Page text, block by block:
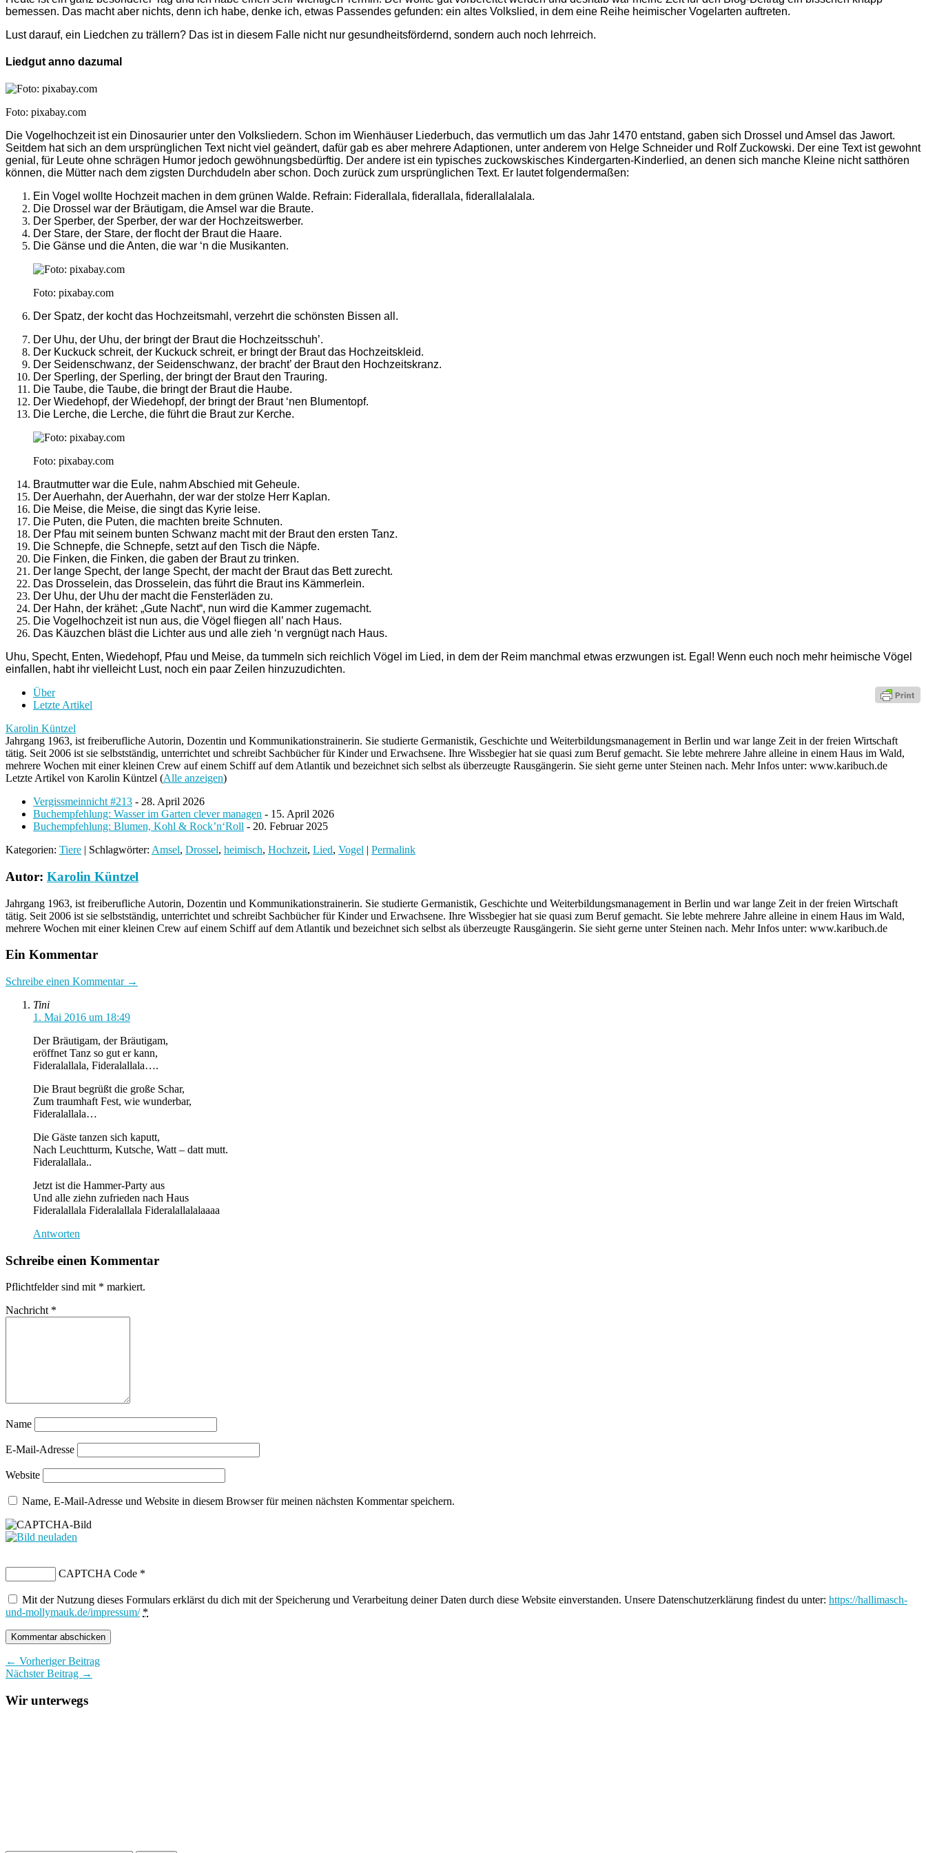
bemessen. Das macht aber nichts, denn ich habe, denke ich, etwas Passendes gefunden: ein altes Volkslied, in dem eine Reihe heimischer Vogelarten auftreten.
Lust darauf, ein Liedchen zu trällern? Das ist in diesem Falle nicht nur gesundheitsfördernd, sondern auch noch lehrreich.
Liedgut anno dazumal
Foto: pixabay.com
Die Vogelhochzeit ist ein Dinosaurier unter den Volksliedern. Schon im Wienhäuser Liederbuch, das vermutlich um das Jahr 1470 entstand, gaben sich Drossel und Amsel das Jawort.
Seitdem hat sich an dem ursprünglichen Text nicht viel geändert, dafür gab es aber mehrere Adaptionen, unter anderem von Helge Schneider und Rolf Zuckowski. Der eine Text ist gewohnt
genial, für Leute ohne schrägen Humor jedoch gewöhnungsbedürftig. Der andere ist ein typisches zuckowskisches Kindergarten-Kinderlied, an denen sich manche Kleine nicht satthören
können, die Mütter nach dem zigsten Durchdudeln aber schon. Doch zurück zum ursprünglichen Text. Er lautet folgendermaßen:
Ein Vogel wollte Hochzeit machen in dem grünen Walde. Refrain: Fiderallala, fiderallala, fiderallalalala.
Die Drossel war der Bräutigam, die Amsel war die Braute.
Der Sperber, der Sperber, der war der Hochzeitswerber.
Der Stare, der Stare, der flocht der Braut die Haare.
Die Gänse und die Anten, die war ‘n die Musikanten.
Foto: pixabay.com
Der Spatz, der kocht das Hochzeitsmahl, verzehrt die schönsten Bissen all.
Der Uhu, der Uhu, der bringt der Braut die Hochzeitsschuh’.
Der Kuckuck schreit, der Kuckuck schreit, er bringt der Braut das Hochzeitskleid.
Der Seidenschwanz, der Seidenschwanz, der bracht’ der Braut den Hochzeitskranz.
Der Sperling, der Sperling, der bringt der Braut den Trauring.
Die Taube, die Taube, die bringt der Braut die Haube.
Der Wiedehopf, der Wiedehopf, der bringt der Braut ‘nen Blumentopf.
Die Lerche, die Lerche, die führt die Braut zur Kerche.
Foto: pixabay.com
Brautmutter war die Eule, nahm Abschied mit Geheule.
Der Auerhahn, der Auerhahn, der war der stolze Herr Kaplan.
Die Meise, die Meise, die singt das Kyrie leise.
Die Puten, die Puten, die machten breite Schnuten.
Der Pfau mit seinem bunten Schwanz macht mit der Braut den ersten Tanz.
Die Schnepfe, die Schnepfe, setzt auf den Tisch die Näpfe.
Die Finken, die Finken, die gaben der Braut zu trinken.
Der lange Specht, der lange Specht, der macht der Braut das Bett zurecht.
Das Drosselein, das Drosselein, das führt die Braut ins Kämmerlein.
Der Uhu, der Uhu der macht die Fensterläden zu.
Der Hahn, der krähet: „Gute Nacht“, nun wird die Kammer zugemacht.
Die Vogelhochzeit ist nun aus, die Vögel fliegen all’ nach Haus.
Das Käuzchen bläst die Lichter aus und alle zieh ‘n vergnügt nach Haus.
Uhu, Specht, Enten, Wiedehopf, Pfau und Meise, da tummeln sich reichlich Vögel im Lied, in dem der Reim manchmal etwas erzwungen ist. Egal! Wenn euch noch mehr heimische Vögel
einfallen, habt ihr vielleicht Lust, noch ein paar Zeilen hinzuzudichten.
Über
Letzte Artikel
Karolin Küntzel
Jahrgang 1963, ist freiberufliche Autorin, Dozentin und Kommunikationstrainerin. Sie studierte Germanistik, Geschichte und Weiterbildungsmanagement in Berlin und war lange Zeit in der freien Wirtschaft
tätig. Seit 2006 ist sie selbstständig, unterrichtet und schreibt Sachbücher für Kinder und Erwachsene. Ihre Wissbegier hat sie quasi zum Beruf gemacht. Sie lebte mehrere Jahre alleine in einem Haus im Wald,
mehrere Wochen mit einer kleinen Crew auf einem Schiff auf dem Atlantik und bezeichnet sich selbst als überzeugte Rausgängerin. Sie sieht gerne unter Steinen nach. Mehr Infos unter: www.karibuch.de
Letzte Artikel von Karolin Küntzel (Alle anzeigen)
Vergissmeinnicht #213 - 28. April 2026
Buchempfehlung: Wasser im Garten clever managen - 15. April 2026
Buchempfehlung: Blumen, Kohl & Rock’n‘Roll - 20. Februar 2025
Kategorien: Tiere | Schlagwörter: Amsel, Drossel, heimisch, Hochzeit, Lied, Vogel | Permalink
Autor: Karolin Küntzel
Jahrgang 1963, ist freiberufliche Autorin, Dozentin und Kommunikationstrainerin. Sie studierte Germanistik, Geschichte und Weiterbildungsmanagement in Berlin und war lange Zeit in der freien Wirtschaft
tätig. Seit 2006 ist sie selbstständig, unterrichtet und schreibt Sachbücher für Kinder und Erwachsene. Ihre Wissbegier hat sie quasi zum Beruf gemacht. Sie lebte mehrere Jahre alleine in einem Haus im Wald,
mehrere Wochen mit einer kleinen Crew auf einem Schiff auf dem Atlantik und bezeichnet sich selbst als überzeugte Rausgängerin. Sie sieht gerne unter Steinen nach. Mehr Infos unter: www.karibuch.de
Ein Kommentar
Schreibe einen Kommentar →
Tini
1. Mai 2016 um 18:49
Der Bräutigam, der Bräutigam,
eröffnet Tanz so gut er kann,
Fideralallala, Fideralallala….
Die Braut begrüßt die große Schar,
Zum traumhaft Fest, wie wunderbar,
Fideralallala…
Die Gäste tanzen sich kaputt,
Nach Leuchtturm, Kutsche, Watt – datt mutt.
Fideralallala..
Jetzt ist die Hammer-Party aus
Und alle ziehn zufrieden nach Haus
Fideralallala Fideralallala Fideralallalalaaaa
Antworten
Schreibe einen Kommentar
Pflichtfelder sind mit * markiert.
Nachricht *
Name
E-Mail-Adresse
Website
Name, E-Mail-Adresse und Website in diesem Browser für meinen nächsten Kommentar speichern.
CAPTCHA Code *
Mit der Nutzung dieses Formulars erklärst du dich mit der Speicherung und Verarbeitung deiner Daten durch diese Website einverstanden. Unsere Datenschutzerklärung findest du unter: https://hallimasch-
und-mollymauk.de/impressum/ *
← Vorheriger Beitrag
Nächster Beitrag →
Wir unterwegs